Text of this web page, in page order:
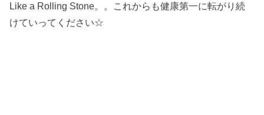
Like a Rolling Stone。。これからも健康第一に転がり続
けていってください☆